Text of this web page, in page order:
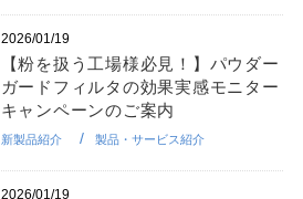
2026/01/19
【粉を扱う工場様必見！】パウダー
ガードフィルタの効果実感モニター
キャンペーンのご案内
新製品紹介 製品・サービス紹介
2026/01/19